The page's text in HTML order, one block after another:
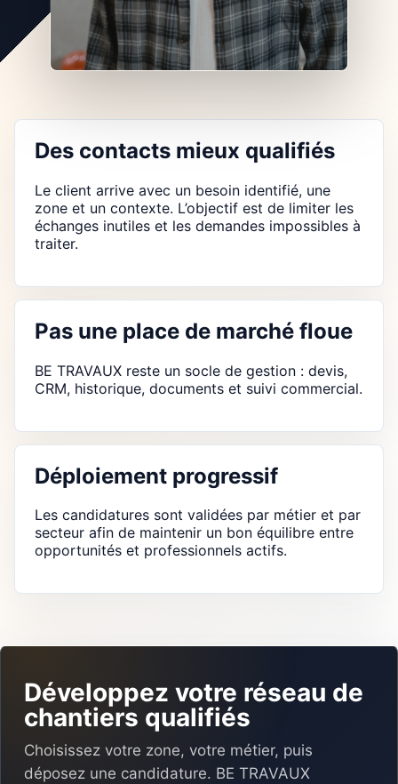
Des contacts mieux qualifiés
Le client arrive avec un besoin identifié, une
zone et un contexte. L’objectif est de limiter les
échanges inutiles et les demandes impossibles à
traiter.
Pas une place de marché floue
BE TRAVAUX reste un socle de gestion : devis,
CRM, historique, documents et suivi commercial.
Déploiement progressif
Les candidatures sont validées par métier et par
secteur afin de maintenir un bon équilibre entre
opportunités et professionnels actifs.
Développez votre réseau de
chantiers qualifiés
Choisissez votre zone, votre métier, puis
déposez une candidature. BE TRAVAUX